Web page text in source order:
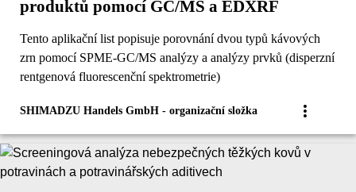
produktů pomocí GC/MS a EDXRF
Tento aplikační list popisuje porovnání dvou typů kávových
zrn pomocí SPME-GC/MS analýzy a analýzy prvků (disperzní
rentgenová fluorescenční spektrometrie)
SHIMADZU Handels GmbH - organizační složka